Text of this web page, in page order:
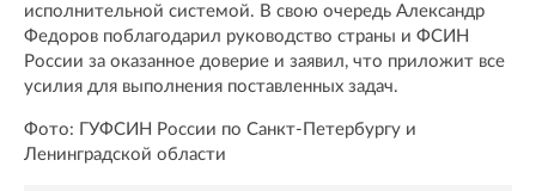
исполнительной системой. В свою очередь Александр
Федоров поблагодарил руководство страны и ФСИН
России за оказанное доверие и заявил, что приложит все
усилия для выполнения поставленных задач.
Фото: ГУФСИН России по Санкт-Петербургу и
Ленинградской области